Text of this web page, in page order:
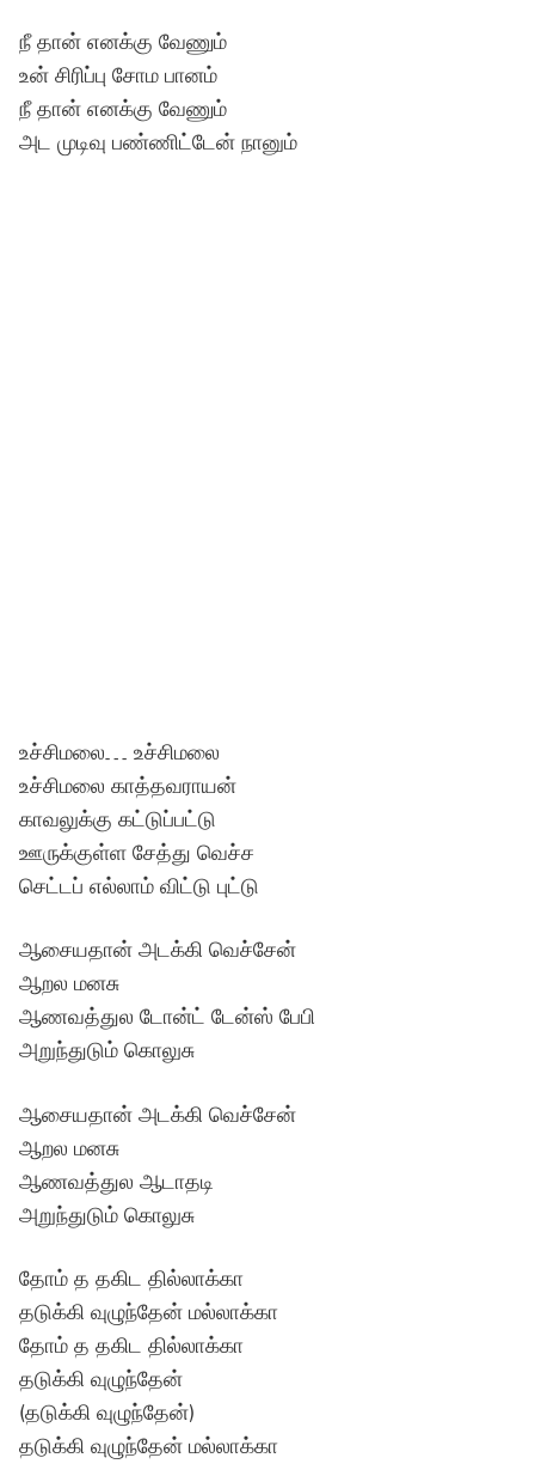
நீ தான் எனக்கு வேணும்
உன் சிரிப்பு சோம பானம்
நீ தான் எனக்கு வேணும்
அட முடிவு பண்ணிட்டேன் நானும்
உச்சிமலை… உச்சிமலை
உச்சிமலை காத்தவராயன்
காவலுக்கு கட்டுப்பட்டு
ஊருக்குள்ள சேத்து வெச்ச
செட்டப் எல்லாம் விட்டு புட்டு
ஆசையதான் அடக்கி வெச்சேன்
ஆறல மனசு
ஆணவத்துல டோன்ட் டேன்ஸ் பேபி
அறுந்துடும் கொலுசு
ஆசையதான் அடக்கி வெச்சேன்
ஆறல மனசு
ஆணவத்துல ஆடாதடி
அறுந்துடும் கொலுசு
தோம் த தகிட தில்லாக்கா
தடுக்கி வுழுந்தேன் மல்லாக்கா
தோம் த தகிட தில்லாக்கா
தடுக்கி வுழுந்தேன்
(தடுக்கி வுழுந்தேன்)
தடுக்கி வுழுந்தேன் மல்லாக்கா